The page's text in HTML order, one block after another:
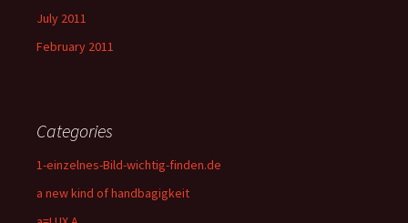
July 2011
February 2011
Categories
1-einzelnes-Bild-wichtig-finden.de
a new kind of handbagigkeit